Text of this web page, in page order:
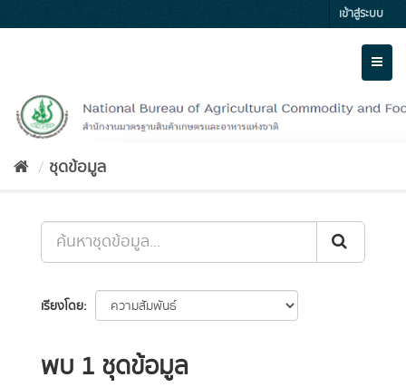
to
เข้าสู่ระบบ
ชุดข้อมูล
เรียงโดย
พบ 1 ชุดข้อมูล